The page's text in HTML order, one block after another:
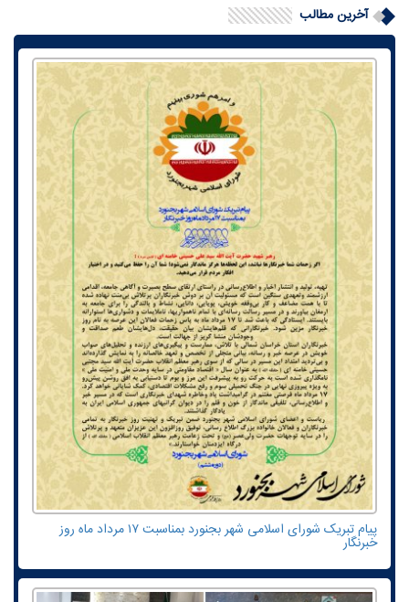
آخرین مطالب
پیام تبریک شورای اسلامی شهر بجنورد بمناسبت ۱۷ مرداد ماه روز
خبرنگار